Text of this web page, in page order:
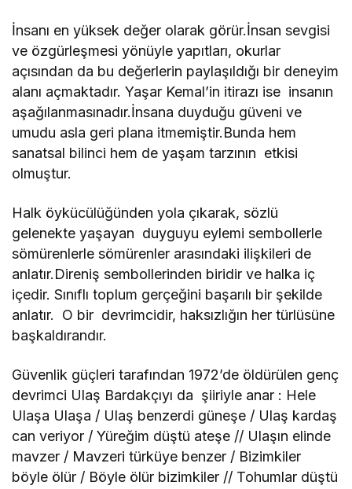
İnsanı en yüksek değer olarak görür.İnsan sevgisi
ve özgürleşmesi yönüyle yapıtları, okurlar
açısından da bu değerlerin paylaşıldığı bir deneyim
alanı açmaktadır. Yaşar Kemal’in itirazı ise insanın
aşağılanmasınadır.İnsana duyduğu güveni ve
umudu asla geri plana itmemiştir.Bunda hem
sanatsal bilinci hem de yaşam tarzının etkisi
olmuştur.
Halk öykücülüğünden yola çıkarak, sözlü
gelenekte yaşayan duyguyu eylemi sembollerle
sömürenlerle sömürenler arasındaki ilişkileri de
anlatır.Direniş sembollerinden biridir ve halka iç
içedir. Sınıflı toplum gerçeğini başarılı bir şekilde
anlatır. O bir devrimcidir, haksızlığın her türlüsüne
başkaldırandır.
Güvenlik güçleri tarafından 1972’de öldürülen genç
devrimci Ulaş Bardakçıyı da şiiriyle anar : Hele
Ulaşa Ulaşa / Ulaş benzerdi güneşe / Ulaş kardaş
can veriyor / Yüreğim düştü ateşe // Ulaşın elinde
mavzer / Mavzeri türküye benzer / Bizimkiler
böyle ölür / Böyle ölür bizimkiler // Tohumlar düştü